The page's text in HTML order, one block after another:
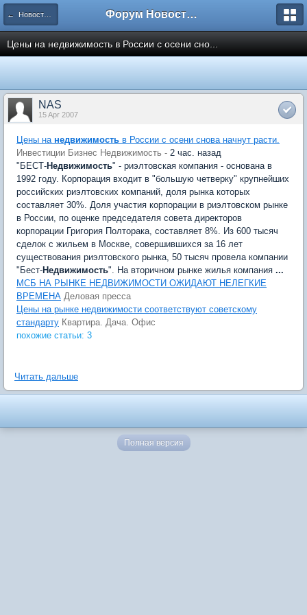
← Новости рынка недвижимости Форум Новостройки
Цены на недвижимость в России с осени сно...
NAS
15 Apr 2007
Цены на недвижимость в России с осени снова начнут расти.
Инвестиции Бизнес Недвижимость - 2 час. назад
"БЕСТ-Недвижимость" - риэлтовская компания - основана в
1992 году. Корпорация входит в "большую четверку" крупнейших
российских риэлтовских компаний, доля рынка которых
составляет 30%. Доля участия корпорации в риэлтовском рынке
в России, по оценке председателя совета директоров
корпорации Григория Полторака, составляет 8%. Из 600 тысяч
сделок с жильем в Москве, совершившихся за 16 лет
существования риэлтовского рынка, 50 тысяч провела компании
"Бест-Недвижимость". На вторичном рынке жилья компания ...
МСБ НА РЫНКЕ НЕДВИЖИМОСТИ ОЖИДАЮТ НЕЛЕГКИЕ
ВРЕМЕНА Деловая пресса
Цены на рынке недвижимости соответствуют советскому
стандарту Квартира. Дача. Офис
похожие статьи: 3
Читать дальше
Полная версия